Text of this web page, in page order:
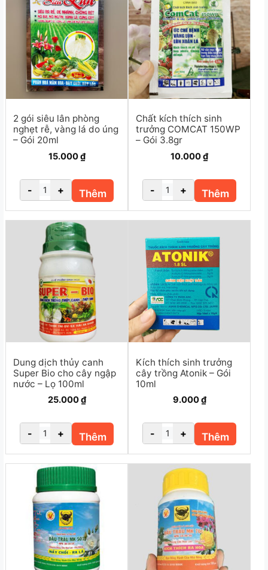
2 gói siêu lân phòng
nghẹt rễ, vàng lá do úng
– Gói 20ml
15.000₫
- + Thêm
Chất kích thích sinh
trưởng COMCAT 150WP
– Gói 3.8gr
10.000₫
- + Thêm
Dung dịch thủy canh
Super Bio cho cây ngập
nước – Lọ 100ml
25.000₫
- + Thêm
Kích thích sinh trưởng
cây trồng Atonik – Gói
10ml
9.000₫
- + Thêm